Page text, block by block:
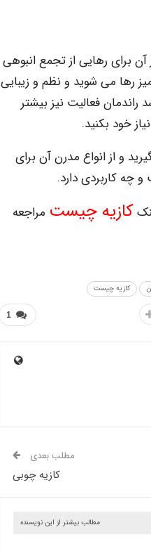
برای رهایی از تجمع انبوهی
رها می شوید و نظم و زیبایی
فعالیت نیز بیشتر
خود بکنید.
و از انواع مدرن آن برای
چه کاربردی دارد.
کازیه چیست مراجعه
کازیه چیست
1
مطلب بعدی
کازیه چوبی
مطالب بیشتر از این نویسنده